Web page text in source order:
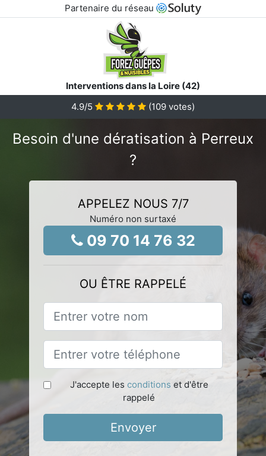
Partenaire du réseau
Interventions dans la Loire (42)
4.9/5 (109 votes)
Besoin d'une dératisation à Perreux
?
APPELEZ NOUS 7/7
Numéro non surtaxé
09 70 14 76 32
OU ÊTRE RAPPELÉ
J'accepte les conditions et d'être
rappelé
Envoyer